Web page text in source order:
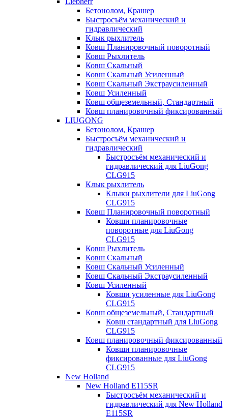
Бетонолом, Крашер
Быстросъём механический и
гидравлический
Клык рыхлитель
Ковш Планировочный поворотный
Ковш Рыхлитель
Ковш Скальный
Ковш Скальный Усиленный
Ковш Скальный Экстраусиленный
Ковш Усиленный
Ковш общеземельный, Стандартный
Ковш планировочный фиксированный
LIUGONG
Бетонолом, Крашер
Быстросъём механический и
гидравлический
Быстросъём механический и
гидравлический для LiuGong
CLG915
Клык рыхлитель
Клыки рыхлители для LiuGong
CLG915
Ковш Планировочный поворотный
Ковши планировочные
поворотные для LiuGong
CLG915
Ковш Рыхлитель
Ковш Скальный
Ковш Скальный Усиленный
Ковш Скальный Экстраусиленный
Ковш Усиленный
Ковши усиленные для LiuGong
CLG915
Ковш общеземельный, Стандартный
Ковш стандартный для LiuGong
CLG915
Ковш планировочный фиксированный
Ковши планировочные
фиксированные для LiuGong
CLG915
New Holland
New Holland E115SR
Быстросъём механический и
гидравлический для New Holland
E115SR